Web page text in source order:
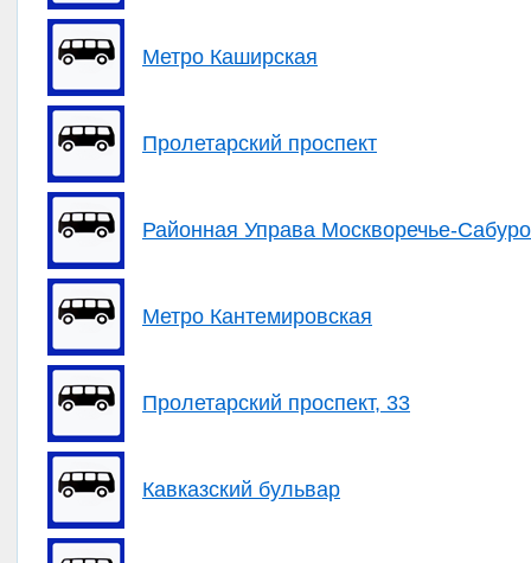
Метро Каширская
Пролетарский проспект
Районная Управа Москворечье-
Метро Кантемировская
Пролетарский проспект, 33
Кавказский бульвар